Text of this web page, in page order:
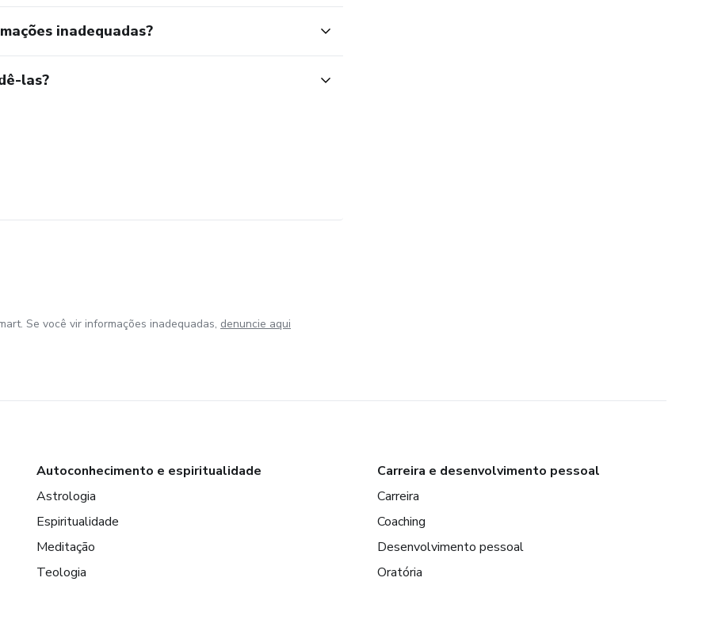
inadequadas?
las?
Se você vir informações inadequadas, denuncie aqui
Autoconhecimento e espiritualidade
Astrologia
Espiritualidade
Meditação
Teologia
Carreira e desenvolvimento pessoal
Carreira
Coaching
Desenvolvimento pessoal
Oratória